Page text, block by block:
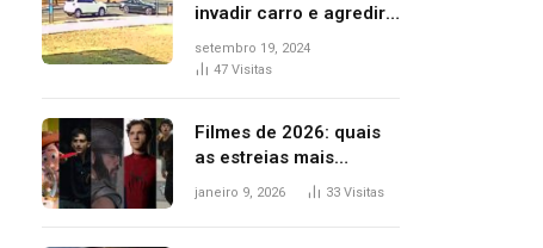
invadir carro e agredir
delegado aposentado
durante confusão no
setembro 19, 2024
47 Visitas
Filmes de 2026: quais
as estreias mais
aguardadas do ano?
janeiro 9, 2026 33 Visitas